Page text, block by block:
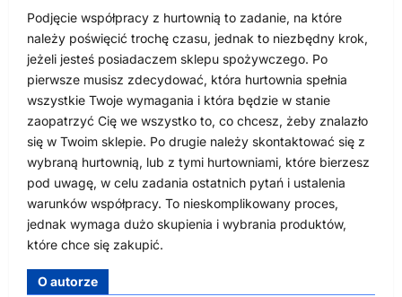
Podjęcie współpracy z hurtownią to zadanie, na które
należy poświęcić trochę czasu, jednak to niezbędny krok,
jeżeli jesteś posiadaczem sklepu spożywczego. Po
pierwsze musisz zdecydować, która hurtownia spełnia
wszystkie Twoje wymagania i która będzie w stanie
zaopatrzyć Cię we wszystko to, co chcesz, żeby znalazło
się w Twoim sklepie. Po drugie należy skontaktować się z
wybraną hurtownią, lub z tymi hurtowniami, które bierzesz
pod uwagę, w celu zadania ostatnich pytań i ustalenia
warunków współpracy. To nieskomplikowany proces,
jednak wymaga dużo skupienia i wybrania produktów,
które chce się zakupić.
O autorze